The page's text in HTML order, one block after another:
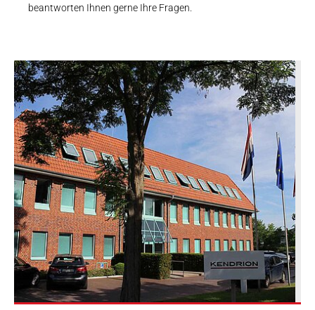
beantworten Ihnen gerne Ihre Fragen.